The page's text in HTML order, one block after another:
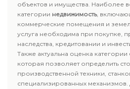
объектов и имущества. Наиболее
категории недвижимость,
коммерческие помещения и
услуга необходима при покупке,
наследства, кредитовании и
Также актуальна оценка категории
которая позволяет определить
производственной техники,
специализированных